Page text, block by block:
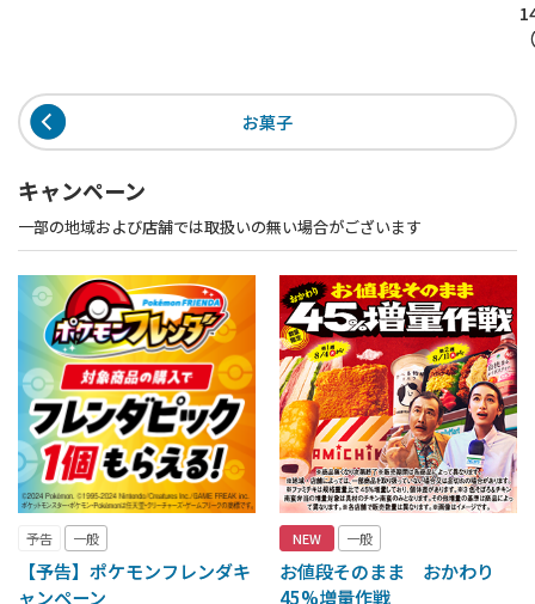
お菓子
キャンペーン
一部の地域および店舗では取扱いの無い場合がございます
予告 一般
【予告】ポケモンフレンダキ
ャンペーン
NEW 一般
お値段そのまま おかわり
45%増量作戦